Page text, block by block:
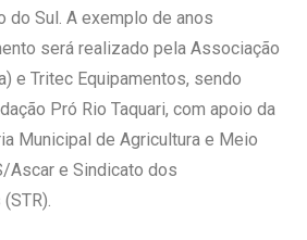
do Sul. A exemplo de anos
será realizado pela Associação
e Tritec Equipamentos, sendo
Pró Rio Taquari, com apoio da
Municipal de Agricultura e Meio
Ascar e Sindicato dos